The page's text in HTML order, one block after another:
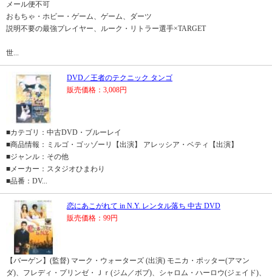
メール便不可
おもちゃ・ホビー・ゲーム、ゲーム、ダーツ
説明不要の最強プレイヤー、ルーク・リトラー選手×TARGET
世...
DVD／王者のテクニック タンゴ
販売価格：3,008円
■カテゴリ：中古DVD・ブルーレイ
■商品情報：ミルゴ・ゴッゾーリ【出演】 アレッシア・ベティ【出演】
■ジャンル：その他
■メーカー：スタジオひまわり
■品番：DV...
恋にあこがれて in N.Y. レンタル落ち 中古 DVD
販売価格：99円
【バーゲン】(監督) マーク・ウォーターズ (出演) モニカ・ポッター(アマン
ダ)、フレディ・プリンゼ・Ｊｒ(ジム／ボブ)、シャロム・ハーロウ(ジェイド)、